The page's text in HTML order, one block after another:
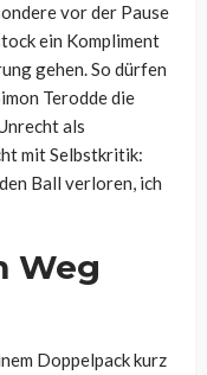
vor der Pause
ein Kompliment
gehen. So dürfen
Terodde die
als
mit Selbstkritik:
Ball verloren, ich
Weg
Doppelpack kurz